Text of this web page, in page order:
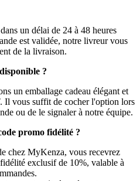
un délai de 24 à 48 heures
est validée, notre livreur vous
de la livraison.
?
un emballage cadeau élégant et
Il vous suffit de cocher l'option lors
ou de le signaler à notre équipe.
promo fidélité ?
chez MyKenza, vous recevrez
exclusif de 10%, valable à